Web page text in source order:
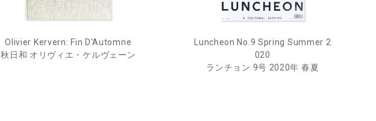
Olivier Kervern: Fin D'Automne
秋日和 オリヴィエ・ケルヴェーン
Luncheon No.9 Spring Summer 2
020
ランチョン 9号 2020年 春夏